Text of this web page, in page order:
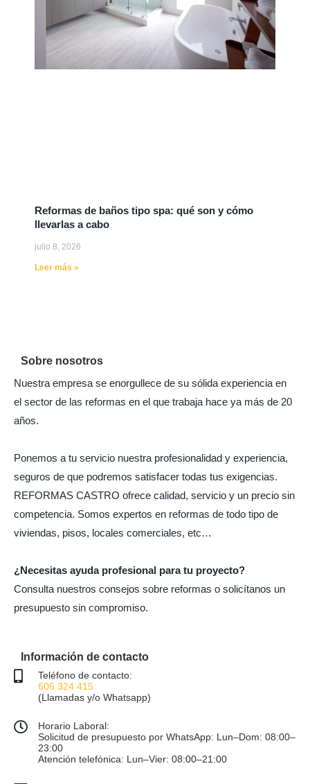
Reformas de baños tipo spa: qué son y cómo
llevarlas a cabo
julio 8, 2026
Leer más »
Sobre nosotros
Nuestra empresa se enorgullece de su sólida experiencia en
el sector de las reformas en el que trabaja hace ya más de 20
años.
Ponemos a tu servicio nuestra profesionalidad y experiencia,
seguros de que podremos satisfacer todas tus exigencias.
REFORMAS CASTRO ofrece calidad, servicio y un precio sin
competencia. Somos expertos en reformas de todo tipo de
viviendas, pisos, locales comerciales, etc…
¿Necesitas ayuda profesional para tu proyecto?
Consulta nuestros consejos sobre reformas o solicítanos un
presupuesto sin compromiso.
Información de contacto
Teléfono de contacto:
606 324 415
(Llamadas y/o Whatsapp)
Horario Laboral:
Solicitud de presupuesto por WhatsApp: Lun–Dom: 08:00–
23:00
Atención telefónica: Lun–Vier: 08:00–21:00